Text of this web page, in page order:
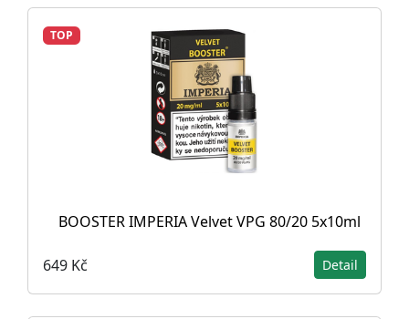
TOP
BOOSTER IMPERIA Velvet VPG 80/20 5x10ml
649 Kč Detail